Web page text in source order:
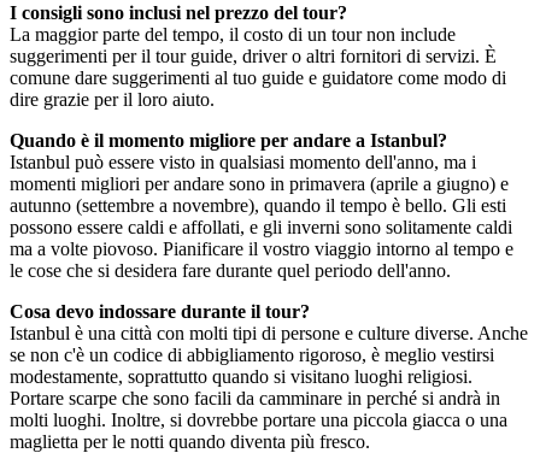
I consigli sono inclusi nel prezzo del tour?
La maggior parte del tempo, il costo di un tour non include
suggerimenti per il tour guide, driver o altri fornitori di servizi. È
comune dare suggerimenti al tuo guide e guidatore come modo di
dire grazie per il loro aiuto.
Quando è il momento migliore per andare a Istanbul?
Istanbul può essere visto in qualsiasi momento dell'anno, ma i
momenti migliori per andare sono in primavera (aprile a giugno) e
autunno (settembre a novembre), quando il tempo è bello. Gli esti
possono essere caldi e affollati, e gli inverni sono solitamente caldi
ma a volte piovoso. Pianificare il vostro viaggio intorno al tempo e
le cose che si desidera fare durante quel periodo dell'anno.
Cosa devo indossare durante il tour?
Istanbul è una città con molti tipi di persone e culture diverse. Anche
se non c'è un codice di abbigliamento rigoroso, è meglio vestirsi
modestamente, soprattutto quando si visitano luoghi religiosi.
Portare scarpe che sono facili da camminare in perché si andrà in
molti luoghi. Inoltre, si dovrebbe portare una piccola giacca o una
maglietta per le notti quando diventa più fresco.